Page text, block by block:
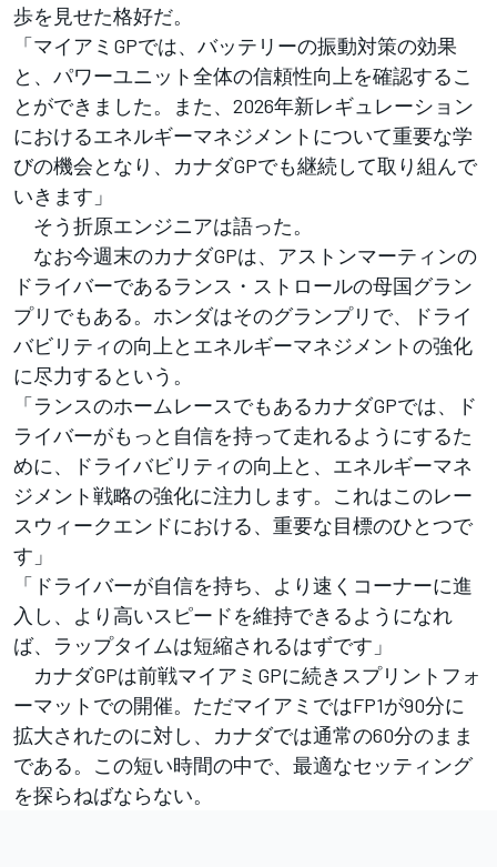
歩を見せた格好だ。
「マイアミGPでは、バッテリーの振動対策の効果
と、パワーユニット全体の信頼性向上を確認するこ
とができました。また、2026年新レギュレーション
におけるエネルギーマネジメントについて重要な学
びの機会となり、カナダGPでも継続して取り組んで
いきます」
そう折原エンジニアは語った。
なお今週末のカナダGPは、アストンマーティンの
ドライバーであるランス・ストロールの母国グラン
プリでもある。ホンダはそのグランプリで、ドライ
バビリティの向上とエネルギーマネジメントの強化
に尽力するという。
「ランスのホームレースでもあるカナダGPでは、ド
ライバーがもっと自信を持って走れるようにするた
めに、ドライバビリティの向上と、エネルギーマネ
ジメント戦略の強化に注力します。これはこのレー
スウィークエンドにおける、重要な目標のひとつで
す」
「ドライバーが自信を持ち、より速くコーナーに進
入し、より高いスピードを維持できるようになれ
ば、ラップタイムは短縮されるはずです」
カナダGPは前戦マイアミGPに続きスプリントフォ
ーマットでの開催。ただマイアミではFP1が90分に
拡大されたのに対し、カナダでは通常の60分のまま
である。この短い時間の中で、最適なセッティング
を探らねばならない。